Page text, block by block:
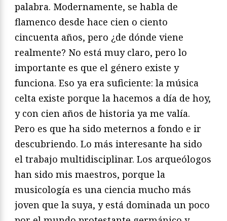
palabra. Modernamente, se habla de
flamenco desde hace cien o ciento
cincuenta años, pero ¿de dónde viene
realmente? No está muy claro, pero lo
importante es que el género existe y
funciona. Eso ya era suficiente: la música
celta existe porque la hacemos a día de hoy,
y con cien años de historia ya me valía.
Pero es que ha sido meternos a fondo e ir
descubriendo. Lo más interesante ha sido
el trabajo multidisciplinar. Los arqueólogos
han sido mis maestros, porque la
musicología es una ciencia mucho más
joven que la suya, y está dominada un poco